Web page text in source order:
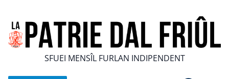
SFUEI MENSÎL FURLAN INDIPENDENT